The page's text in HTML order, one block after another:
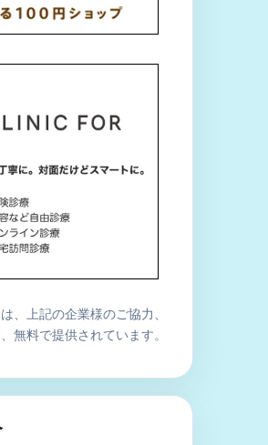
、上記の企業様のご協力、
無料で提供されています。